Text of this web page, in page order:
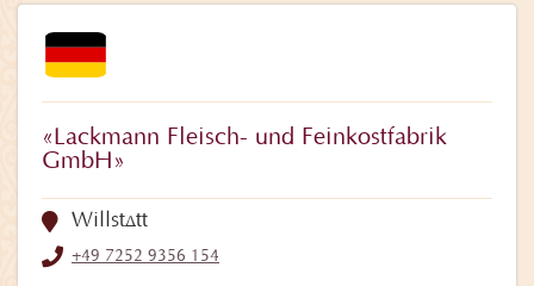
«Lackmann Fleisch- und Feinkostfabrik
GmbH»
Willstätt
+49 7252 9356 154